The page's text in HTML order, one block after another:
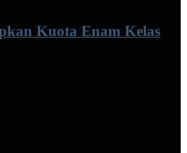
Kuota Enam Kelas